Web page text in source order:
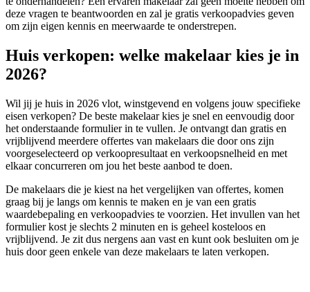
deze vragen te beantwoorden en zal je gratis verkoopadvies geven
om zijn eigen kennis en meerwaarde te onderstrepen.
Huis verkopen: welke makelaar kies je in
2026?
Wil jij je huis in 2026 vlot, winstgevend en volgens jouw specifieke
eisen verkopen? De beste makelaar kies je snel en eenvoudig door
het onderstaande formulier in te vullen. Je ontvangt dan gratis en
vrijblijvend meerdere offertes van makelaars die door ons zijn
voorgeselecteerd op verkoopresultaat en verkoopsnelheid en met
elkaar concurreren om jou het beste aanbod te doen.
De makelaars die je kiest na het vergelijken van offertes, komen
graag bij je langs om kennis te maken en je van een gratis
waardebepaling en verkoopadvies te voorzien. Het invullen van het
formulier kost je slechts 2 minuten en is geheel kosteloos en
vrijblijvend. Je zit dus nergens aan vast en kunt ook besluiten om je
huis door geen enkele van deze makelaars te laten verkopen.